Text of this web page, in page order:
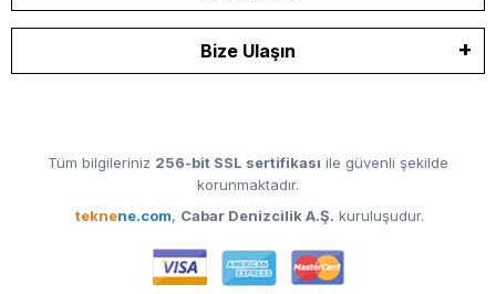
Bize Ulaşın
Tüm bilgileriniz 256-bit SSL sertifikası ile güvenli şekilde
korunmaktadır.
teknene.com, Cabar Denizcilik A.Ş. kuruluşudur.